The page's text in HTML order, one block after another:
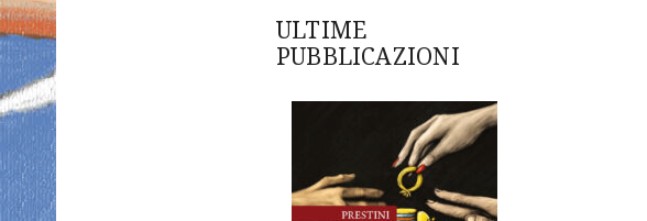
ULTIME
PUBBLICAZIONI